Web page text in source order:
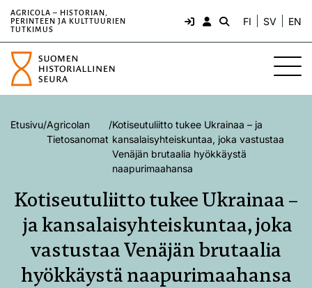
AGRICOLA – HISTORIAN,
PERINTEEN JA KULTTUURIEN
TUTKIMUS
FI SV EN
Etusivu/Agricolan
Tietosanomat
/Kotiseutuliitto tukee Ukrainaa – ja
kansalaisyhteiskuntaa, joka vastustaa
Venäjän brutaalia hyökkäystä
naapurimaahansa
Kotiseutuliitto tukee Ukrainaa –
ja kansalaisyhteiskuntaa, joka
vastustaa Venäjän brutaalia
hyökkäystä naapurimaahansa